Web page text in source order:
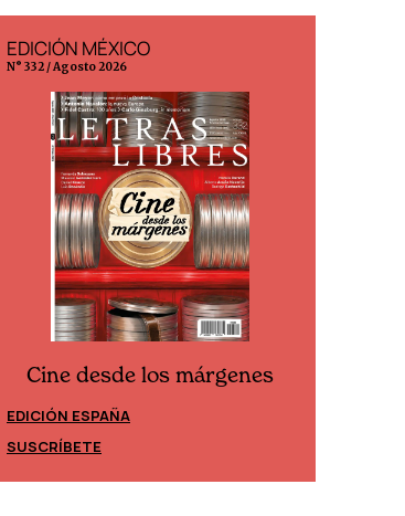
EDICIÓN MÉXICO
N° 332 / Agosto 2026
Cine desde los márgenes
EDICIÓN ESPAÑA
SUSCRÍBETE